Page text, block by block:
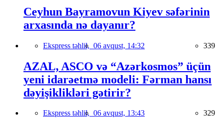
Ceyhun Bayramovun Kiyev səfərinin
arxasında nə dayanır?
Ekspress təhlil, 06 avqust, 14:32 339
AZAL, ASCO və “Azərkosmos” üçün
yeni idarəetmə modeli: Fərman hansı
dəyişiklikləri gətirir?
Ekspress təhlil, 06 avqust, 13:43 329